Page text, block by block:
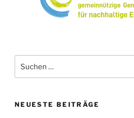
nach:
NEUESTE BEITRÄGE